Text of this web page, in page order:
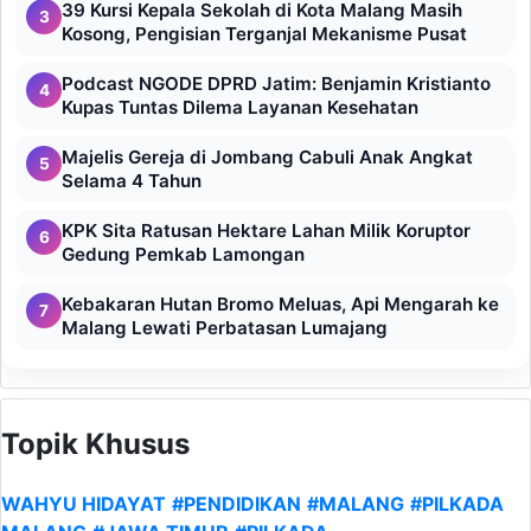
3
39 Kursi Kepala Sekolah di Kota Malang Masih
Kosong, Pengisian Terganjal Mekanisme Pusat
4
Podcast NGODE DPRD Jatim: Benjamin Kristianto
Kupas Tuntas Dilema Layanan Kesehatan
5
Majelis Gereja di Jombang Cabuli Anak Angkat
Selama 4 Tahun
6
KPK Sita Ratusan Hektare Lahan Milik Koruptor
Gedung Pemkab Lamongan
7
Kebakaran Hutan Bromo Meluas, Api Mengarah ke
Malang Lewati Perbatasan Lumajang
Topik Khusus
WAHYU HIDAYAT #PENDIDIKAN #MALANG #PILKADA